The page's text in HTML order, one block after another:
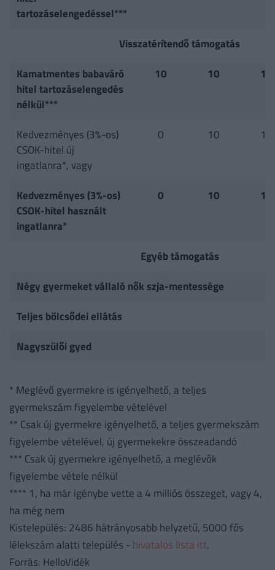
tartozáselengedéssel***
Visszatérítendő támogatás
Kamatmentes babaváró
hitel tartozáselengedés
nélkül***
10 10 10
Kedvezményes (3%-os)
CSOK-hitel új
ingatlanra*, vagy
0 10 15
Kedvezményes (3%-os)
CSOK-hitel használt
ingatlanra*
0 10 15
Egyéb támogatás
Négy gyermeket vállaló nők szja-mentessége
Teljes bölcsődei ellátás
Nagyszülői gyed
* Meglévő gyermekre is igényelhető, a teljes
gyermekszám figyelembe vételével
** Csak új gyermekre igényelhető, a teljes gyermekszám
figyelembe vételével, új gyermekekre összeadandó
*** Csak új gyermekre igényelhető, a meglévők
figyelembe vétele nélkül
**** 1, ha már igénybe vette a 4 milliós összeget, vagy 4,
ha még nem
Kistelepülés: 2486 hátrányosabb helyzetű, 5000 fős
lélekszám alatti település - hivatalos lista itt.
Forrás: HelloVidék